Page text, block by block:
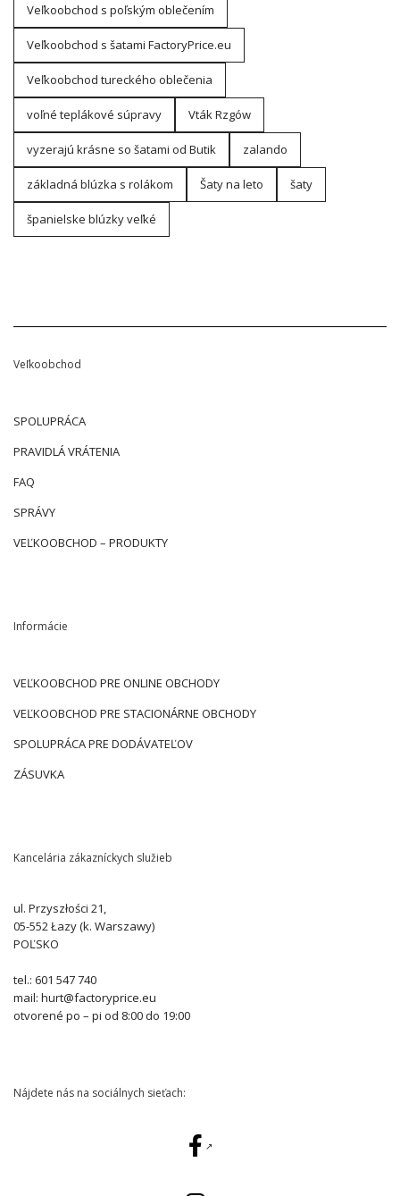
Veľkoobchod s poľským oblečením
Veľkoobchod s šatami FactoryPrice.eu
Veľkoobchod tureckého oblečenia
voľné teplákové súpravy Vták Rzgów
vyzerajú krásne so šatami od Butik zalando
základná blúzka s rolákom Šaty na leto šaty
španielske blúzky veľké
Veľkoobchod
SPOLUPRÁCA
PRAVIDLÁ VRÁTENIA
FAQ
SPRÁVY
VEĽKOOBCHOD – PRODUKTY
Informácie
VEĽKOOBCHOD PRE ONLINE OBCHODY
VEĽKOOBCHOD PRE STACIONÁRNE OBCHODY
SPOLUPRÁCA PRE DODÁVATEĽOV
ZÁSUVKA
Kancelária zákazníckych služieb
ul. Przyszłości 21,
05-552 Łazy (k. Warszawy)
POĽSKO
tel.: 601 547 740
mail: hurt@factoryprice.eu
otvorené po – pi od 8:00 do 19:00
Nájdete nás na sociálnych sieťach: